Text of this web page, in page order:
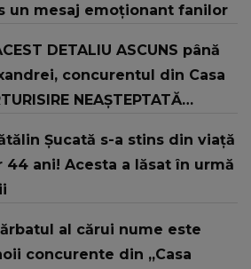
un mesaj emoționant fanilor
DETALIU ASCUNS până
concurentul din Casa
NEAȘTEPTATĂ
Șucată s-a stins din viață
ani! Acesta a lăsat în urmă
al cărui nume este
concurente din „Casa